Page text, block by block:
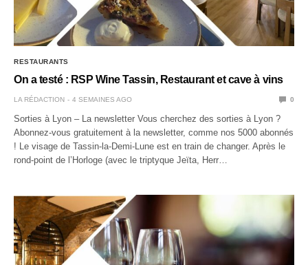
RESTAURANTS
On a testé : RSP Wine Tassin, Restaurant et cave à vins
LA RÉDACTION 4 SEMAINES AGO 0
Sorties à Lyon – La newsletter Vous cherchez des sorties à Lyon ?
Abonnez-vous gratuitement à la newsletter, comme nos 5000 abonnés
! Le visage de Tassin-la-Demi-Lune est en train de changer. Après le
rond-point de l’Horloge (avec le triptyque Jeïta, Herr…